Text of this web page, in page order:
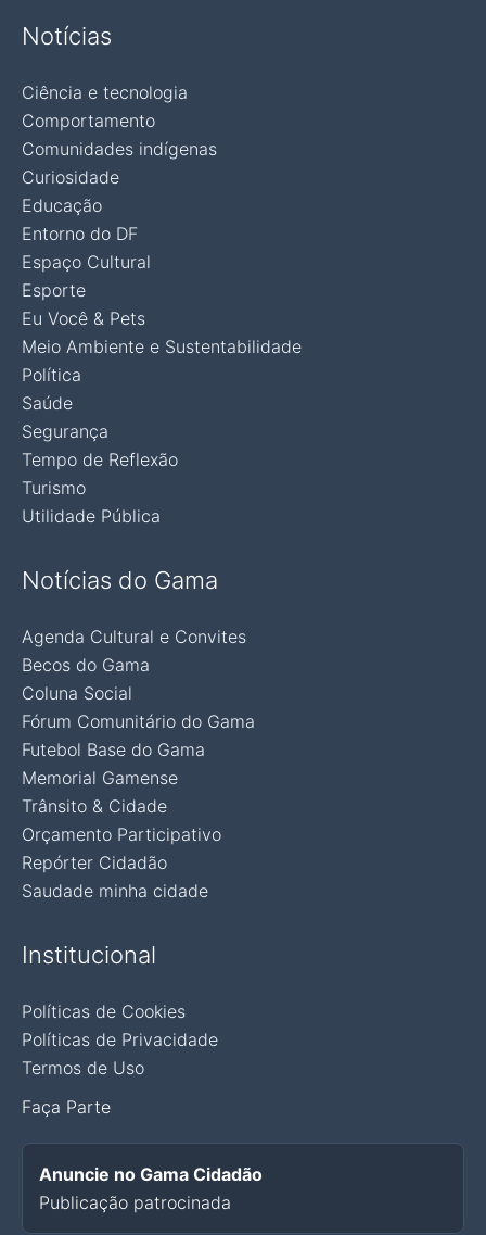
Notícias
Ciência e tecnologia
Comportamento
Comunidades indígenas
Curiosidade
Educação
Entorno do DF
Espaço Cultural
Esporte
Eu Você & Pets
Meio Ambiente e Sustentabilidade
Política
Saúde
Segurança
Tempo de Reflexão
Turismo
Utilidade Pública
Notícias do Gama
Agenda Cultural e Convites
Becos do Gama
Coluna Social
Fórum Comunitário do Gama
Futebol Base do Gama
Memorial Gamense
Trânsito & Cidade
Orçamento Participativo
Repórter Cidadão
Saudade minha cidade
Institucional
Políticas de Cookies
Políticas de Privacidade
Termos de Uso
Faça Parte
Anuncie no Gama Cidadão
Publicação patrocinada